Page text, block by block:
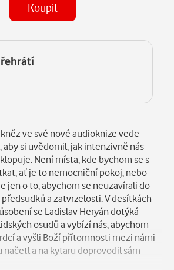
Koupit
již máte zakoupeny.
ve své nové audioknize vede
aby si uvědomil, jak intenzivně nás
Není místa, kde bychom se s
ať je to nemocniční pokoj, nebo
jen o to, abychom se neuzavírali do
a zatvrzelosti. V desítkách
se Ladislav Heryán dotýká
osudů a vybízí nás, abychom
a vyšli Boží přítomnosti mezi námi
a na kytaru doprovodil sám